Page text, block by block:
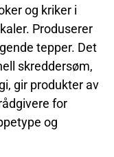
og kriker i
Produserer
tepper. Det
skreddersøm,
gir produkter av
for
og